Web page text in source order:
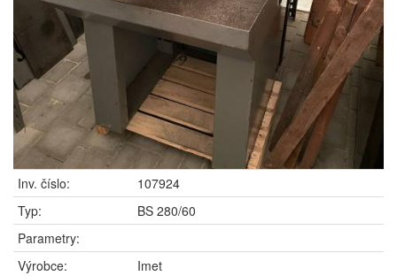
Inv. číslo:
107924
Typ:
BS 280/60
Parametry:
Výrobce:
Imet